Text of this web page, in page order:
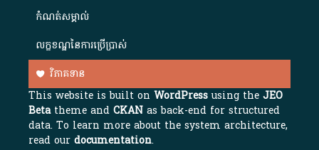
កំណត់សម្គាល់
លក្ខខណ្ឌនៃការប្រើប្រាស់
វិភាគទាន
This website is built onWordPressusing theJEO
Betatheme andCKAN as back-end for structured
data. To learn more about the system architecture,
read ourdocumentation.